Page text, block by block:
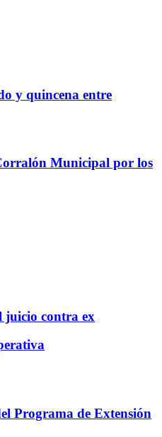
y quincena entre
juicio contra ex
Municipal por los
Programa de Extensión